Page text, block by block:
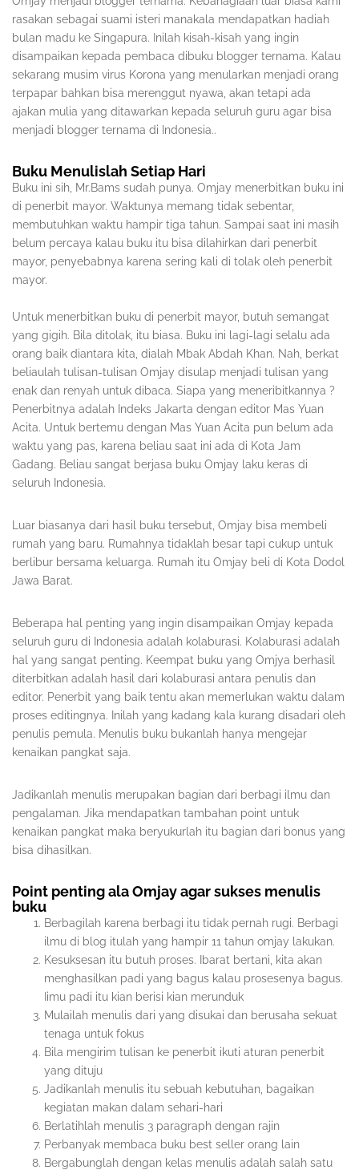
rasakan sebagai suami isteri manakala mendapatkan hadiah
bulan madu ke Singapura. Inilah kisah-kisah yang ingin
disampaikan kepada pembaca dibuku blogger ternama. Kalau
sekarang musim virus Korona yang menularkan menjadi orang
terpapar bahkan bisa merenggut nyawa, akan tetapi ada
ajakan mulia yang ditawarkan kepada seluruh guru agar bisa
menjadi blogger ternama di Indonesia..
Buku Menulislah Setiap Hari
Buku ini sih, Mr.Bams sudah punya. Omjay menerbitkan buku ini
di penerbit mayor. Waktunya memang tidak sebentar,
membutuhkan waktu hampir tiga tahun. Sampai saat ini masih
belum percaya kalau buku itu bisa dilahirkan dari penerbit
mayor, penyebabnya karena sering kali di tolak oleh penerbit
mayor.
Untuk menerbitkan buku di penerbit mayor, butuh semangat
yang gigih. Bila ditolak, itu biasa. Buku ini lagi-lagi selalu ada
orang baik diantara kita, dialah Mbak Abdah Khan. Nah, berkat
beliaulah tulisan-tulisan Omjay disulap menjadi tulisan yang
enak dan renyah untuk dibaca. Siapa yang meneribitkannya ?
Penerbitnya adalah Indeks Jakarta dengan editor Mas Yuan
Acita. Untuk bertemu dengan Mas Yuan Acita pun belum ada
waktu yang pas, karena beliau saat ini ada di Kota Jam
Gadang. Beliau sangat berjasa buku Omjay laku keras di
seluruh Indonesia.
Luar biasanya dari hasil buku tersebut, Omjay bisa membeli
rumah yang baru. Rumahnya tidaklah besar tapi cukup untuk
berlibur bersama keluarga. Rumah itu Omjay beli di Kota Dodol
Jawa Barat.
Beberapa hal penting yang ingin disampaikan Omjay kepada
seluruh guru di Indonesia adalah kolaburasi. Kolaburasi adalah
hal yang sangat penting. Keempat buku yang Omjya berhasil
diterbitkan adalah hasil dari kolaburasi antara penulis dan
editor. Penerbit yang baik tentu akan memerlukan waktu dalam
proses editingnya. Inilah yang kadang kala kurang disadari oleh
penulis pemula. Menulis buku bukanlah hanya mengejar
kenaikan pangkat saja.
Jadikanlah menulis merupakan bagian dari berbagi ilmu dan
pengalaman. Jika mendapatkan tambahan point untuk
kenaikan pangkat maka beryukurlah itu bagian dari bonus yang
bisa dihasilkan.
Point penting ala Omjay agar sukses menulis
buku
Berbagilah karena berbagi itu tidak pernah rugi. Berbagi
ilmu di blog itulah yang hampir 11 tahun omjay lakukan.
Kesuksesan itu butuh proses. Ibarat bertani, kita akan
menghasilkan padi yang bagus kalau prosesenya bagus.
Iimu padi itu kian berisi kian merunduk
Mulailah menulis dari yang disukai dan berusaha sekuat
tenaga untuk fokus
Bila mengirim tulisan ke penerbit ikuti aturan penerbit
yang dituju
Jadikanlah menulis itu sebuah kebutuhan, bagaikan
kegiatan makan dalam sehari-hari
Berlatihlah menulis 3 paragraph dengan rajin
Perbanyak membaca buku best seller orang lain
Bergabunglah dengan kelas menulis adalah salah satu